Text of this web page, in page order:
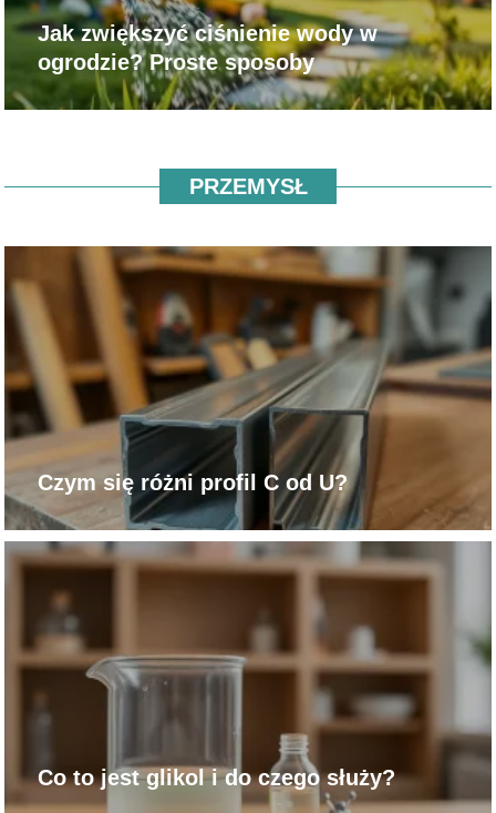
Jak zwiększyć ciśnienie wody w
ogrodzie? Proste sposoby
PRZEMYSŁ
Czym się różni profil C od U?
Co to jest glikol i do czego służy?